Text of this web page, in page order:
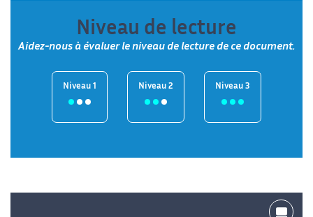
Niveau de lecture
Aidez-nous à évaluer le niveau de lecture de ce document.
Niveau 1 Niveau 2 Niveau 3